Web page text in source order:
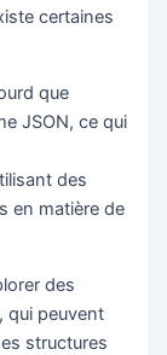
certaines
que
JSON, ce qui
des
en matière de
des
qui peuvent
structures